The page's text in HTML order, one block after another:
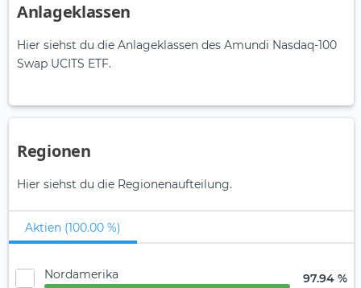
Anlageklassen
Hier siehst du die Anlageklassen des Amundi Nasdaq-100
Swap UCITS ETF.
Regionen
Hier siehst du die Regionenaufteilung.
Aktien (100.00 %)
Nordamerika 97.94 %